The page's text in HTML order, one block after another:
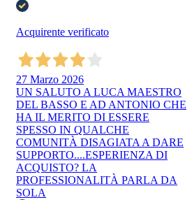
Acquirente verificato
27 Marzo 2026
UN SALUTO A LUCA MAESTRO
DEL BASSO E AD ANTONIO CHE
HA IL MERITO DI ESSERE
SPESSO IN QUALCHE
COMUNITÀ DISAGIATA A DARE
SUPPORTO....ESPERIENZA DI
ACQUISTO? LA
PROFESSIONALITÀ PARLA DA
SOLA